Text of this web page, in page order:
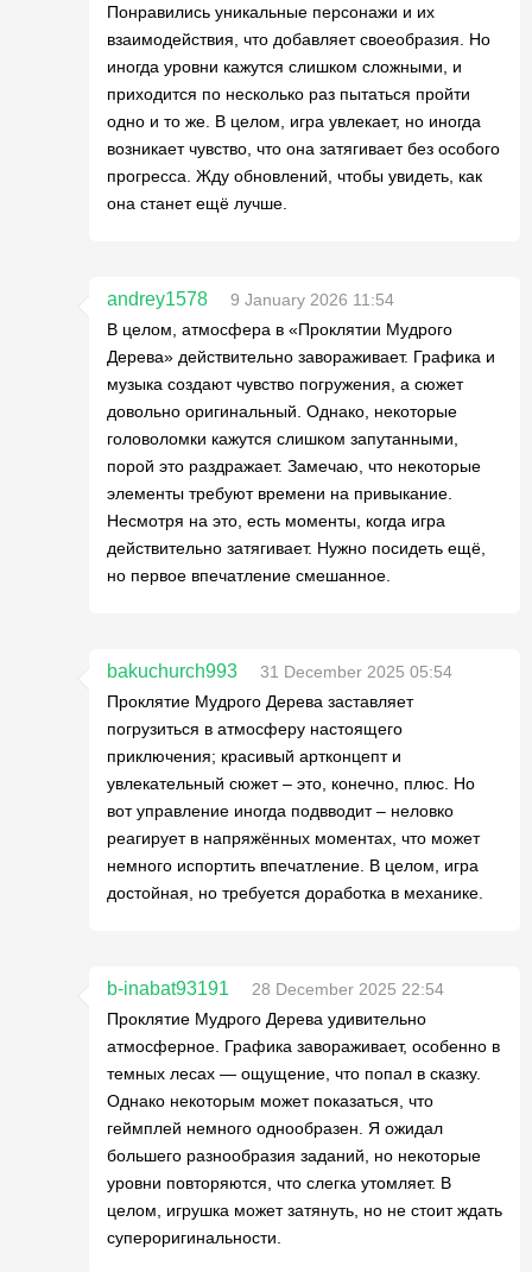
Понравились уникальные персонажи и их
взаимодействия, что добавляет своеобразия. Но
иногда уровни кажутся слишком сложными, и
приходится по несколько раз пытаться пройти
одно и то же. В целом, игра увлекает, но иногда
возникает чувство, что она затягивает без особого
прогресса. Жду обновлений, чтобы увидеть, как
она станет ещё лучше.
andrey1578
9 January 2026 11:54
В целом, атмосфера в «Проклятии Мудрого
Дерева» действительно завораживает. Графика и
музыка создают чувство погружения, а сюжет
довольно оригинальный. Однако, некоторые
головоломки кажутся слишком запутанными,
порой это раздражает. Замечаю, что некоторые
элементы требуют времени на привыкание.
Несмотря на это, есть моменты, когда игра
действительно затягивает. Нужно посидеть ещё,
но первое впечатление смешанное.
bakuchurch993
31 December 2025 05:54
Проклятие Мудрого Дерева заставляет
погрузиться в атмосферу настоящего
приключения; красивый артконцепт и
увлекательный сюжет – это, конечно, плюс. Но
вот управление иногда подвводит – неловко
реагирует в напряжённых моментах, что может
немного испортить впечатление. В целом, игра
достойная, но требуется доработка в механике.
b-inabat93191
28 December 2025 22:54
Проклятие Мудрого Дерева удивительно
атмосферное. Графика завораживает, особенно в
темных лесах — ощущение, что попал в сказку.
Однако некоторым может показаться, что
геймплей немного однообразен. Я ожидал
большего разнообразия заданий, но некоторые
уровни повторяются, что слегка утомляет. В
целом, игрушка может затянуть, но не стоит ждать
супероригинальности.